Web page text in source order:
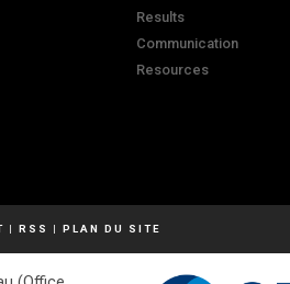
Results
Communication
Resources
| RSS | PLAN DU SITE